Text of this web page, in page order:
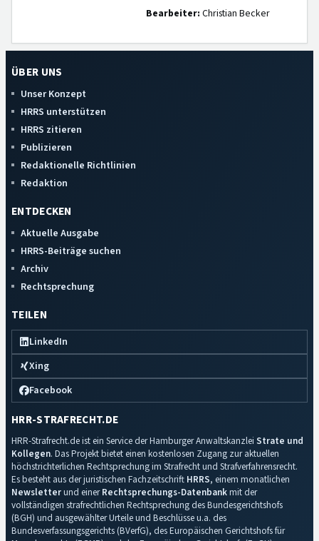
Bearbeiter: Christian Becker
ÜBER UNS
Unser Konzept
HRRS unterstützen
HRRS zitieren
Publizieren
Redaktionelle Richtlinien
Redaktion
ENTDECKEN
Aktuelle Ausgabe
HRRS-Beiträge suchen
Archiv
Rechtsprechung
TEILEN
LinkedIn
Xing
Facebook
HRR-STRAFRECHT.DE
HRR-Strafrecht.de ist ein Service der Hamburger Anwaltskanzlei Strate und
Kollegen. Das Projekt bietet einen kostenlosen Zugang zur aktuellen
höchstrichterlichen Rechtsprechung im Strafrecht und Strafverfahrensrecht.
Es besteht aus der juristischen Fachzeitschrift HRRS, einem monatlichen
Newsletterund einerRechtsprechungs-Datenbankmit der
vollständigen strafrechtlichen Rechtsprechung des Bundesgerichtshofs
(BGH) und ausgewählter Urteile und Beschlüsse u.a. des
Bundesverfassungsgerichts (BVerfG), des Europäischen Gerichtshofs für